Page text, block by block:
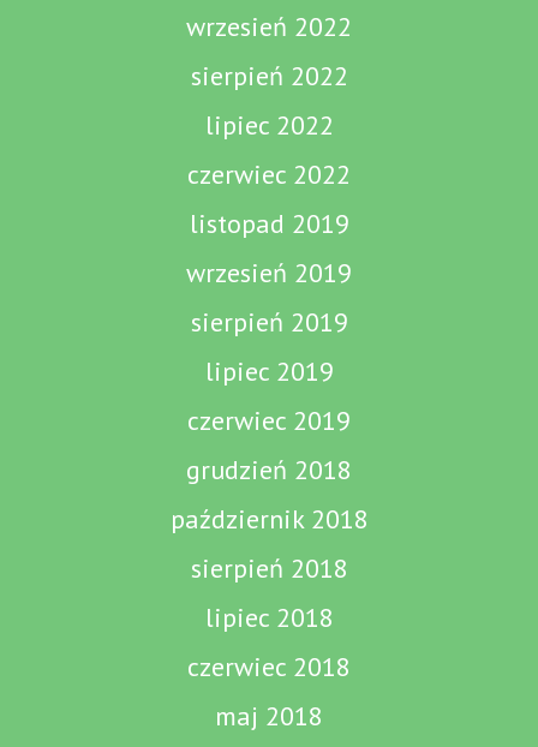
wrzesień 2022
sierpień 2022
lipiec 2022
czerwiec 2022
listopad 2019
wrzesień 2019
sierpień 2019
lipiec 2019
czerwiec 2019
grudzień 2018
październik 2018
sierpień 2018
lipiec 2018
czerwiec 2018
maj 2018